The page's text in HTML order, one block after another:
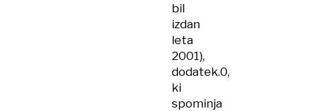
bil
izdan
leta
2001),
dodatek.0,
ki
spominja